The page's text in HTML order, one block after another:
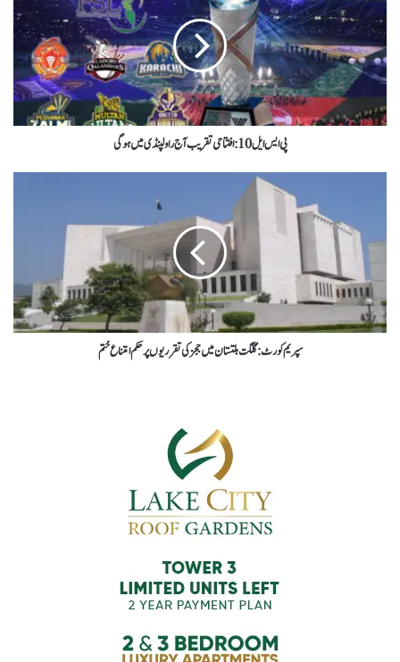
پی ایس ایل 10 : افتتاحی تقریب آج راولپنڈی میں ہوگی
سپریم کورٹ : گلگت بلتستان میں ججز کی تقرریوں پر حکم امتناع ختم